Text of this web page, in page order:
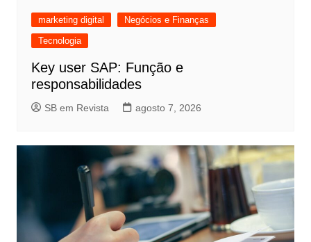
marketing digital
Negócios e Finanças
Tecnologia
Key user SAP: Função e
responsabilidades
SB em Revista agosto 7, 2026